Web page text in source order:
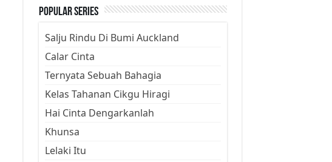
Popular Series
Salju Rindu Di Bumi Auckland
Calar Cinta
Ternyata Sebuah Bahagia
Kelas Tahanan Cikgu Hiragi
Hai Cinta Dengarkanlah
Khunsa
Lelaki Itu